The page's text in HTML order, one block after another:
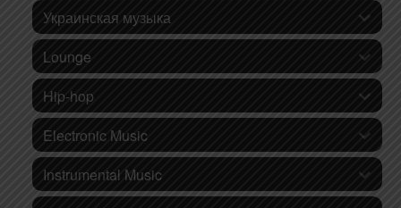
Украинская музыка
Lounge
Hip-hop
Electronic Music
Instrumental Music